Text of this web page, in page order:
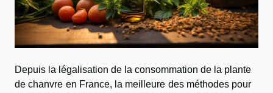
Depuis la légalisation de la consommation de la plante
de chanvre en France, la meilleure des méthodes pour